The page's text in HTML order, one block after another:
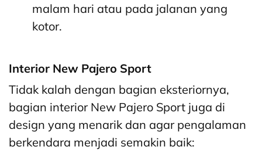
malam hari atau pada jalanan yang
kotor.
Interior New Pajero Sport
Tidak kalah dengan bagian eksteriornya,
bagian interior New Pajero Sport juga di
design yang menarik dan agar pengalaman
berkendara menjadi semakin baik: